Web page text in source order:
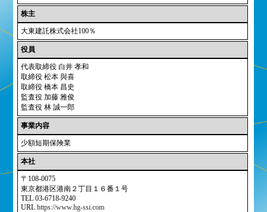
株主
大東建託株式会社100％
役員
代表取締役 白井 孝和
取締役 松本 與喜
取締役 橋本 昌史
監査役 加藤 雅俊
監査役 林 誠一郎
事業内容
少額短期保険業
本社
〒108-0075
東京都港区港南２丁目１６番１号
TEL 03-6718-9240
URLhttps://www.hg-ssi.com